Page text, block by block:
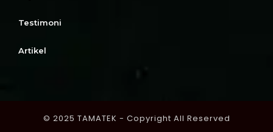
Testimoni
Artikel
© 2025 TAMATEK - Copyright All Reserved